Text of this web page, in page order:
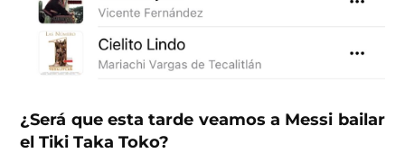
¿Será que esta tarde veamos a Messi bailar
el Tiki Taka Toko?